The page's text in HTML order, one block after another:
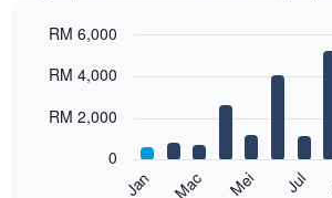
chart
12
bars.
graphic.
Jan Mac Mei Jul
0
RM 2,000
RM 4,000
RM 6,000